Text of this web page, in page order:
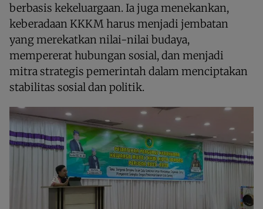
berbasis kekeluargaan. Ia juga menekankan,
keberadaan KKKM harus menjadi jembatan
yang merekatkan nilai-nilai budaya,
mempererat hubungan sosial, dan menjadi
mitra strategis pemerintah dalam menciptakan
stabilitas sosial dan politik.